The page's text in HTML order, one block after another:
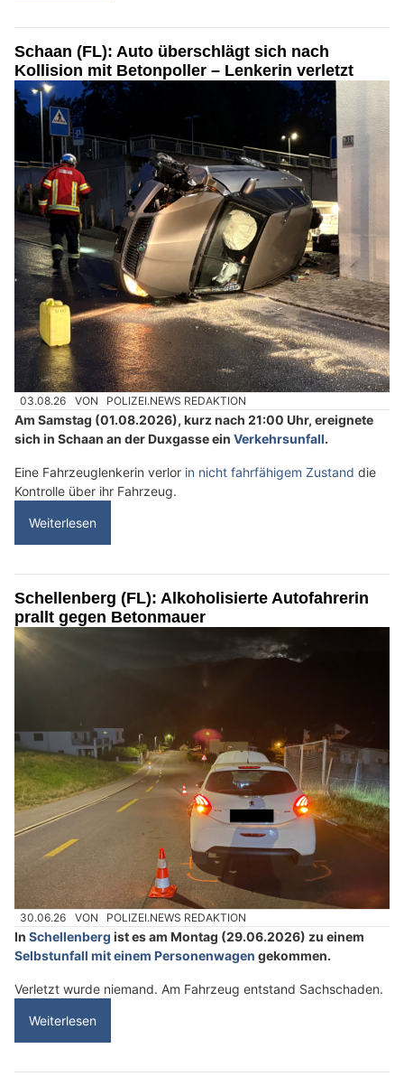
Schaan (FL): Auto überschlägt sich nach
Kollision mit Betonpoller – Lenkerin verletzt
03.08.26 VON POLIZEI.NEWS REDAKTION
Am Samstag (01.08.2026), kurz nach 21:00 Uhr, ereignete
sich in Schaan an der Duxgasse ein Verkehrsunfall.
Eine Fahrzeuglenkerin verlor in nicht fahrfähigem Zustand die
Kontrolle über ihr Fahrzeug.
Weiterlesen
Schellenberg (FL): Alkoholisierte Autofahrerin
prallt gegen Betonmauer
30.06.26 VON POLIZEI.NEWS REDAKTION
In Schellenberg ist es am Montag (29.06.2026) zu einem
Selbstunfall mit einem Personenwagen gekommen.
Verletzt wurde niemand. Am Fahrzeug entstand Sachschaden.
Weiterlesen